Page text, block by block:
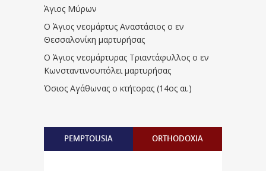
Άγιος Μύρων
Ο Άγιος νεομάρτυς Αναστάσιος ο εν
Θεσσαλονίκη μαρτυρήσας
Ο Άγιος νεομάρτυρας Τριαντάφυλλος ο εν
Κωνσταντινουπόλει μαρτυρήσας
Όσιος Αγάθωνας ο κτήτορας (14ος αι.)
PEMPTOUSIA ORTHODOXIA